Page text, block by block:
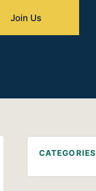
Join Us
CATEGORIES